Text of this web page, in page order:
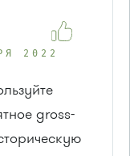
2022
gross-